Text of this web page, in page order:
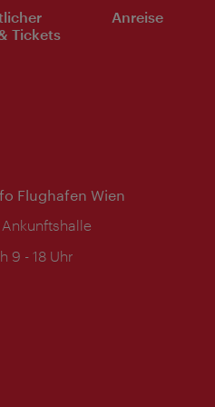
Tickets
Anreise
Flughafen Wien
9 - 18 Uhr